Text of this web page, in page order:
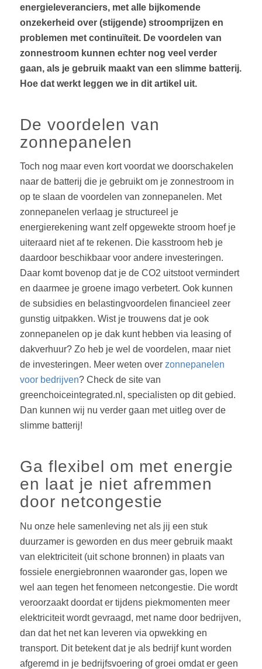
energieleveranciers, met alle bijkomende
onzekerheid over (stijgende) stroomprijzen en
problemen met continuïteit. De voordelen van
zonnestroom kunnen echter nog veel verder
gaan, als je gebruik maakt van een slimme batterij.
Hoe dat werkt leggen we in dit artikel uit.
De voordelen van
zonnepanelen
Toch nog maar even kort voordat we doorschakelen
naar de batterij die je gebruikt om je zonnestroom in
op te slaan de voordelen van zonnepanelen. Met
zonnepanelen verlaag je structureel je
energierekening want zelf opgewekte stroom hoef je
uiteraard niet af te rekenen. Die kasstroom heb je
daardoor beschikbaar voor andere investeringen.
Daar komt bovenop dat je de CO2 uitstoot vermindert
en daarmee je groene imago verbetert. Ook kunnen
de subsidies en belastingvoordelen financieel zeer
gunstig uitpakken. Wist je trouwens dat je ook
zonnepanelen op je dak kunt hebben via leasing of
dakverhuur? Zo heb je wel de voordelen, maar niet
de investeringen. Meer weten over zonnepanelen
voor bedrijven? Check de site van
greenchoiceintegrated.nl, specialisten op dit gebied.
Dan kunnen wij nu verder gaan met uitleg over de
slimme batterij!
Ga flexibel om met energie
en laat je niet afremmen
door netcongestie
Nu onze hele samenleving net als jij een stuk
duurzamer is geworden en dus meer gebruik maakt
van elektriciteit (uit schone bronnen) in plaats van
fossiele energiebronnen waaronder gas, lopen we
wel aan tegen het fenomeen netcongestie. Die wordt
veroorzaakt doordat er tijdens piekmomenten meer
elektriciteit wordt gevraagd, met name door bedrijven,
dan dat het net kan leveren via opwekking en
transport. Dit betekent dat je als bedrijf kunt worden
afgeremd in je bedrijfsvoering of groei omdat er geen